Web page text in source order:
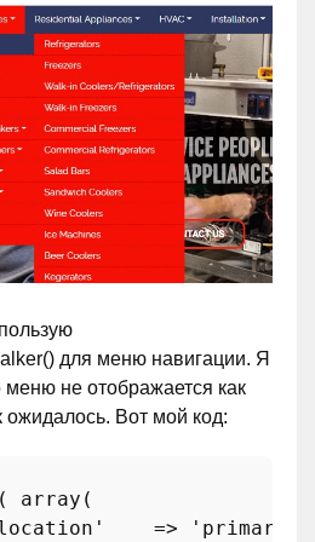
для меню навигации. Я
меню не отображается как
ожидалось. Вот мой код:
( array (
    =>
'primary'